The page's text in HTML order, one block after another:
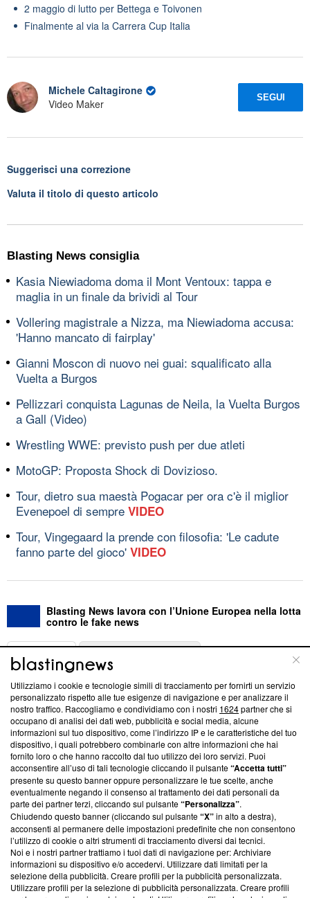
2 maggio di lutto per Bettega e Toivonen
Finalmente al via la Carrera Cup Italia
Michele Caltagirone
Video Maker
SEGUI
Suggerisci una correzione
Valuta il titolo di questo articolo
Blasting News consiglia
Kasia Niewiadoma doma il Mont Ventoux: tappa e
maglia in un finale da brividi al Tour
Vollering magistrale a Nizza, ma Niewiadoma accusa:
'Hanno mancato di fairplay'
Gianni Moscon di nuovo nei guai: squalificato alla
Vuelta a Burgos
Pellizzari conquista Lagunas de Neila, la Vuelta Burgos
a Gall (Video)
Wrestling WWE: previsto push per due atleti
MotoGP: Proposta Shock di Dovizioso.
Tour, dietro sua maestà Pogacar per ora c'è il miglior
Evenepoel di sempre VIDEO
Tour, Vingegaard la prende con filosofia: 'Le cadute
fanno parte del gioco' VIDEO
Blasting News lavora con l’Unione Europea nella lotta
contro le fake news
ABOUT
Questa sezione offre informazioni trasparenti su Blasting
News, sui nostri processi editoriali e su come ci impegniamo a
creare news di qualità. Inoltre, afferma la nostra aderenza a
‘Trust Project - News with Integrity’Blasting News non è
ancora membro del programma, ma ha richiesto di farne
parte; Trust Project non ha ancora effettuato una verifica di
conformità agli standard.
Su di noi
Team editoriale
Corporate
Redazione
Utilizziamo i cookie e tecnologie simili di tracciamento per fornirti un servizio
personalizzato rispetto alle tue esigenze di navigazione e per analizzare il
nostro traffico. Raccogliamo e condividiamo con i nostri 1624partner che si
occupano di analisi dei dati web, pubblicità e social media, alcune
informazioni sul tuo dispositivo, come l’indirizzo IP e le caratteristiche del tuo
dispositivo, i quali potrebbero combinarle con altre informazioni che hai
fornito loro o che hanno raccolto dal tuo utilizzo dei loro servizi. Puoi
acconsentire all’uso di tali tecnologie cliccando il pulsante“Accetta tutti”
presente su questo banner oppure personalizzare le tue scelte, anche
eventualmente negando il consenso al trattamento dei dati personali da
parte dei partner terzi, cliccando sul pulsante“Personalizza”.
Chiudendo questo banner (cliccando sul pulsante“X”in alto a destra),
acconsenti al permanere delle impostazioni predefinite che non consentono
l’utilizzo di cookie o altri strumenti di tracciamento diversi dai tecnici.
Noi e i nostri partner trattiamo i tuoi dati di navigazione per: Archiviare
informazioni su dispositivo e/o accedervi. Utilizzare dati limitati per la
selezione della pubblicità. Creare profili per la pubblicità personalizzata.
Utilizzare profili per la selezione di pubblicità personalizzata. Creare profili